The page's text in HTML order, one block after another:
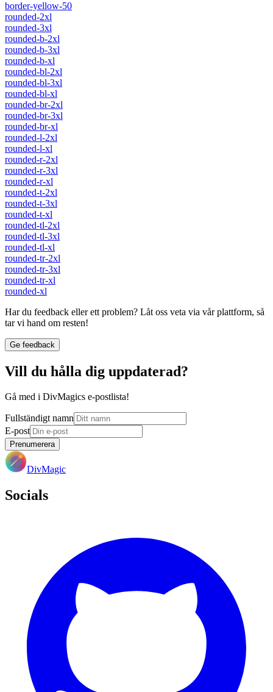
border-yellow-50
rounded-2xl
rounded-3xl
rounded-b-2xl
rounded-b-3xl
rounded-b-xl
rounded-bl-2xl
rounded-bl-3xl
rounded-bl-xl
rounded-br-2xl
rounded-br-3xl
rounded-br-xl
rounded-l-2xl
rounded-l-xl
rounded-r-2xl
rounded-r-3xl
rounded-r-xl
rounded-t-2xl
rounded-t-3xl
rounded-t-xl
rounded-tl-2xl
rounded-tl-3xl
rounded-tl-xl
rounded-tr-2xl
rounded-tr-3xl
rounded-tr-xl
rounded-xl
Har du feedback eller ett problem? Låt oss veta via vår plattform, så
tar vi hand om resten!
Ge feedback
Vill du hålla dig uppdaterad?
Gå med i DivMagics e-postlista!
Fullständigt namn
E-post
Prenumerera
DivMagic
Socials